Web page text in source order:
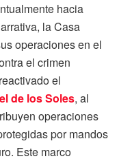
hacia
la Casa
operaciones en el
el crimen
el
de los Soles, al
operaciones
por mandos
Este marco